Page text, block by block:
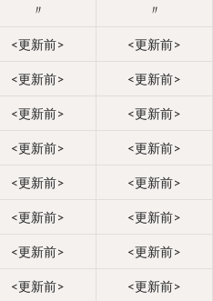
〃 〃
<更新前> <更新前>
<更新前> <更新前>
<更新前> <更新前>
<更新前> <更新前>
<更新前> <更新前>
<更新前> <更新前>
<更新前> <更新前>
<更新前> <更新前>